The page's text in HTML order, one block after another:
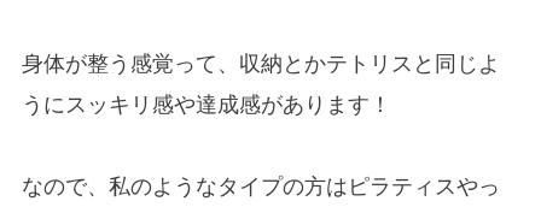
身体が整う感覚って、収納とかテトリスと同じよ
うにスッキリ感や達成感があります！
なので、私のようなタイプの方はピラティスやっ